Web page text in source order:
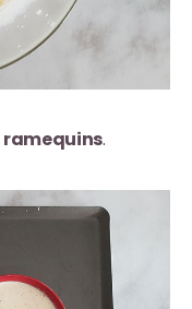
ramequins.